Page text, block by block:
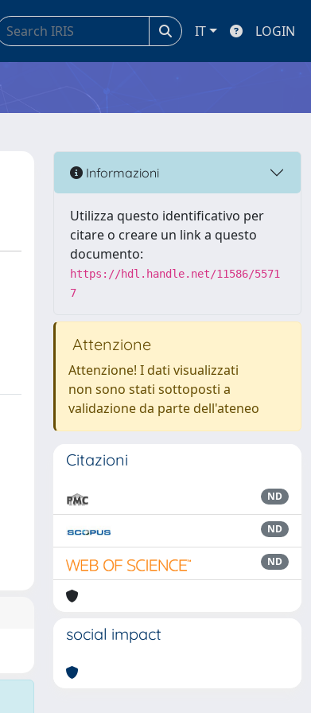
IT LOGIN
Informazioni
Utilizza questo identificativo per
citare o creare un link a questo
documento:
https://hdl.handle.net/11586/5571
7
Attenzione
Attenzione! I dati visualizzati
non sono stati sottoposti a
validazione da parte dell'ateneo
Citazioni
ND
ND
ND
social impact